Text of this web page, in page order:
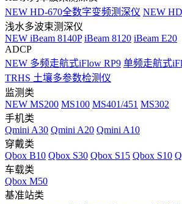
NEW HD-670全数字变频测深仪 NEW
浅水多波束测深仪
NEW iBeam 8140P iBeam 8120 iBeam E20
ADCP
NEW 多频走航式iFlow RP9 单频走航式
TRHS 土壤多参数检测仪
监测类
NEW MS200 MS100 MS401/451 MS302
手机类
Qmini A30 Qmini A20 Qmini A10
穿戴类
Qbox B10 Qbox S30 Qbox S15 Qbox S10
车载类
Qbox M50
基准站类